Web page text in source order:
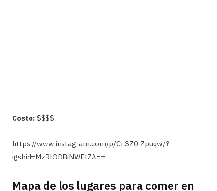
Costo: $$$$.
https://www.instagram.com/p/CnSZ0-Zpuqw/?
igshid=MzRlODBiNWFlZA==
Mapa de los lugares para comer en